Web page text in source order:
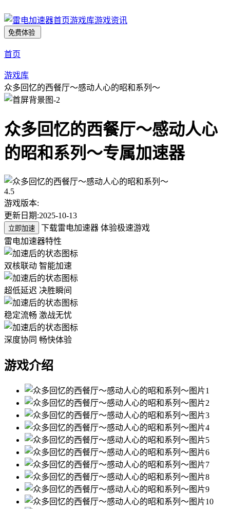
首页游戏库游戏资讯
免费体验
首页
游戏库
众多回忆的西餐厅～感动人心的昭和系列～
众多回忆的西餐厅～感动人心
的昭和系列～专属加速器
4.5
游戏版本:
更新日期:2025-10-13
立即加速
下载雷电加速器 体验极速游戏
雷电加速器特性
双核联动 智能加速
超低延迟 决胜瞬间
稳定流畅 激战无忧
深度协同 畅快体验
游戏介绍